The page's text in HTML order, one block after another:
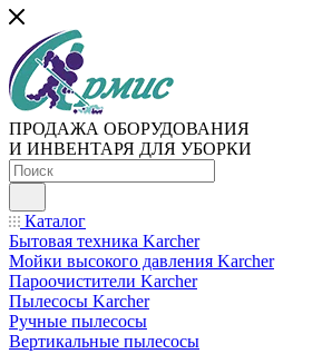
ПРОДАЖА ОБОРУДОВАНИЯ
И ИНВЕНТАРЯ ДЛЯ УБОРКИ
Каталог
Бытовая техника Karcher
Мойки высокого давления Karcher
Пароочистители Karcher
Пылесосы Karcher
Ручные пылесосы
Вертикальные пылесосы